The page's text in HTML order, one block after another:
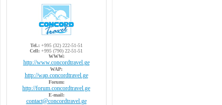
Tel.:+995 (32) 222-51-51
Cell: +995 (790) 22-51-51
WWW:
http://www.concordtravel.ge
WAP:
http://wap.concordtravel.ge
Forum:
http://forum.concordtravel.ge
E-mail:
contact@concordtravel.ge